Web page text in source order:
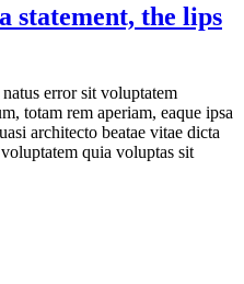
statement, the lips
error sit voluptatem
totam rem aperiam, eaque ipsa
architecto beatae vitae dicta
quia voluptas sit